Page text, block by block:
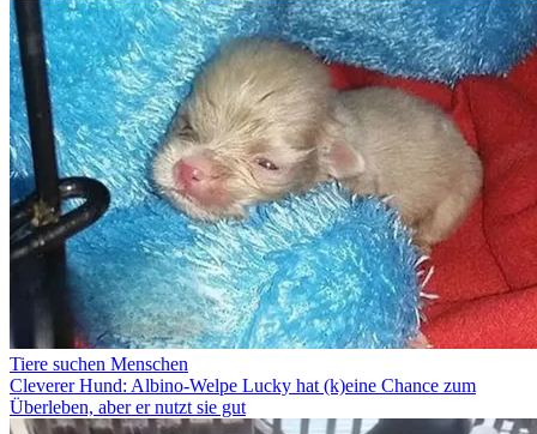
Tiere suchen Menschen
Cleverer Hund: Albino-Welpe Lucky hat (k)eine Chance zum
Überleben, aber er nutzt sie gut